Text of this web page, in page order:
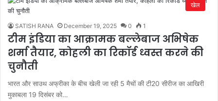
खेल
SATISH RANA December 19, 2025 0 1
टीम इंडिया का आक्रामक बल्लेबाज अभिषेक
शर्मा तैयार, कोहली का रिकॉर्ड ध्वस्त करने की
चुनौती
भारत और साउथ अफ्रीका के बीच खेली जा रही 5 मैचों की टी20 सीरीज का आखिरी
मुकाबला 19 दिसंबर को…